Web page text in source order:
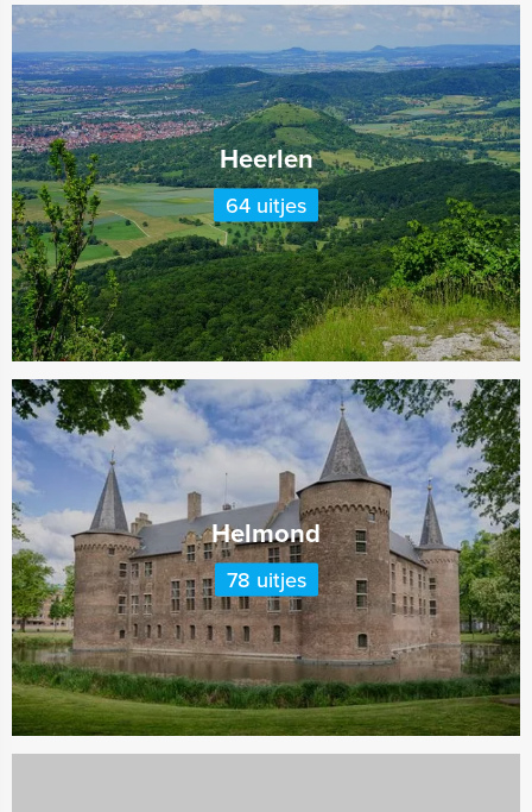
Heerlen
64 uitjes
Helmond
78 uitjes